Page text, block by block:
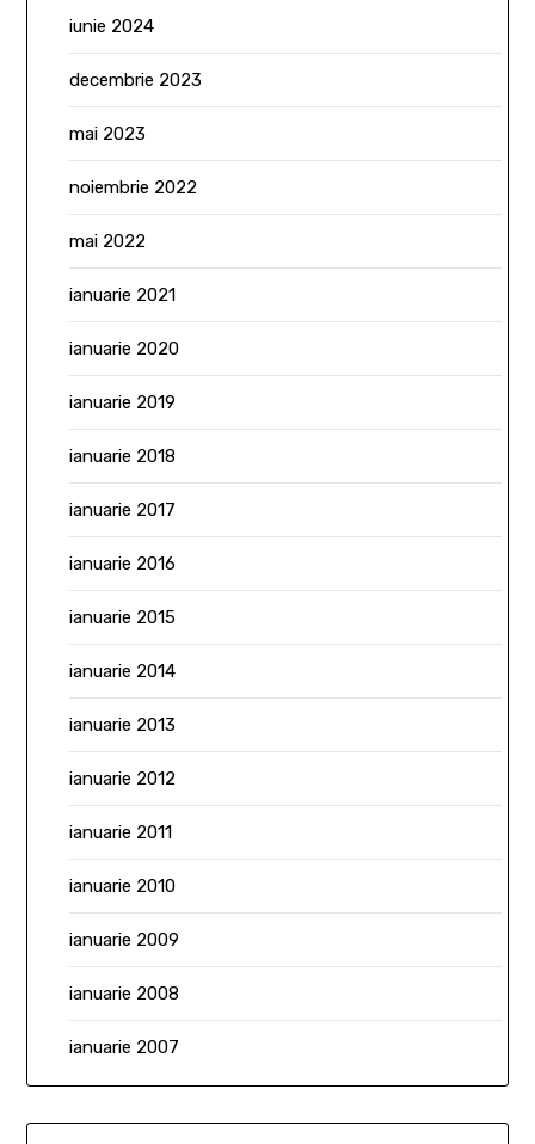
iunie 2024
decembrie 2023
mai 2023
noiembrie 2022
mai 2022
ianuarie 2021
ianuarie 2020
ianuarie 2019
ianuarie 2018
ianuarie 2017
ianuarie 2016
ianuarie 2015
ianuarie 2014
ianuarie 2013
ianuarie 2012
ianuarie 2011
ianuarie 2010
ianuarie 2009
ianuarie 2008
ianuarie 2007